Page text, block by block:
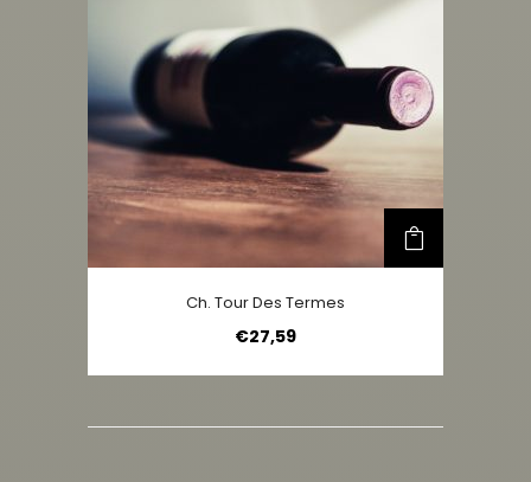
Ch. Tour Des Termes
€27,59